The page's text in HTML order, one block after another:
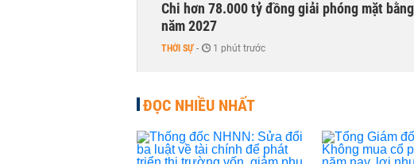
Chi hơn 78.000 tỷ đồng giải phóng mặt
năm 2027
THỜI SỰ - 1 phút trước
Tái cấu trúc đúng hướng, Nam Hoa hái trái
2026
CHUYỂN ĐỘNG THỊ TRƯỜNG - 1 phút trước
ĐỌC NHIỀU NHẤT